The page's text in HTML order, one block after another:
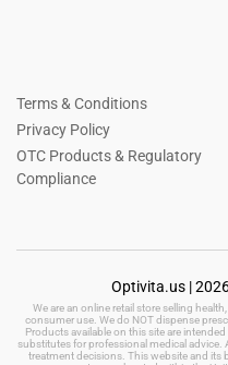
Terms & Conditions
Privacy Policy
OTC Products & Regulatory
Compliance
Optivita.us |
We are an online retail store selling
consumer use. We do NOT dispense
Products available on this site are
substitutes for professional medical advice.
treatment decisions. This website and its